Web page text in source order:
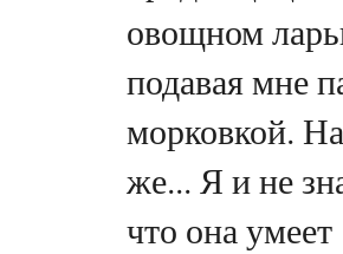
овощном
подавая мне
морковкой.
же... Я и не
что она умеет